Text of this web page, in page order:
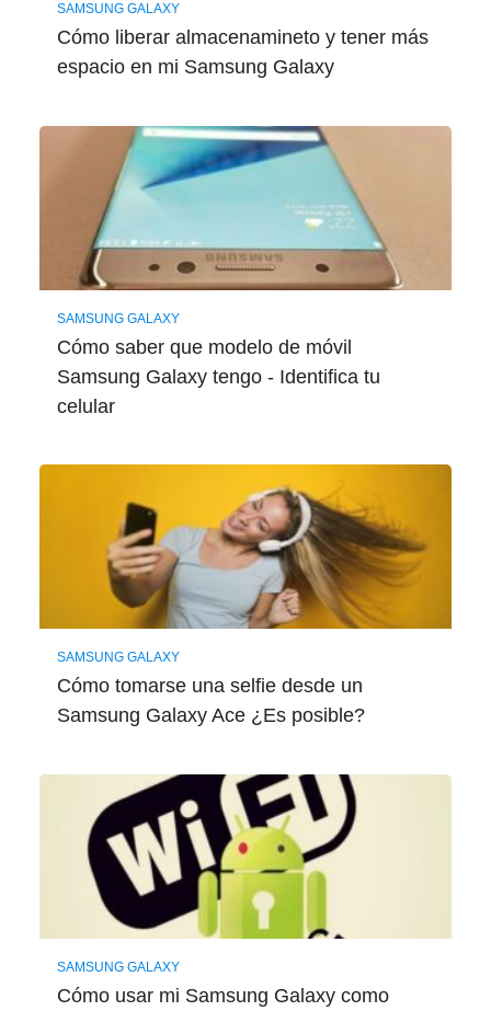
SAMSUNG GALAXY
Cómo liberar almacenamineto y tener más
espacio en mi Samsung Galaxy
SAMSUNG GALAXY
Cómo saber que modelo de móvil
Samsung Galaxy tengo - Identifica tu
celular
SAMSUNG GALAXY
Cómo tomarse una selfie desde un
Samsung Galaxy Ace ¿Es posible?
SAMSUNG GALAXY
Cómo usar mi Samsung Galaxy como